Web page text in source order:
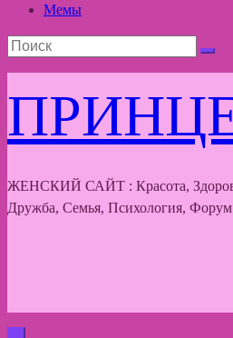
Мемы
ЖЕНСКИЙ САЙТ : Красота,
Дружба, Семья, Психология, Форум